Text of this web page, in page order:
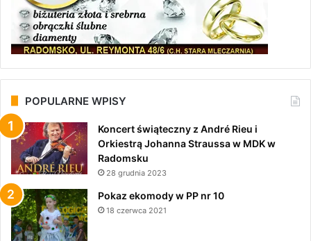
POPULARNE WPISY
Koncert świąteczny z André Rieu i
Orkiestrą Johanna Straussa w MDK w
Radomsku
28 grudnia 2023
Pokaz ekomody w PP nr 10
18 czerwca 2021